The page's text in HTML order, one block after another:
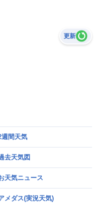
更新
週間天気
去天気図
天気ニュース
メダス(実況天気)